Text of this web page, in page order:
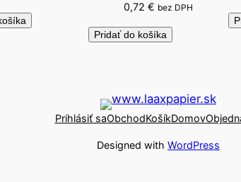
0,72 € bez DPH
Pridať do košíka
Prihlásiť saObchodKošíkDomov
Designed with WordPress